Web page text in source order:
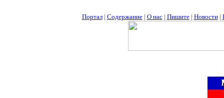
Портал| Содержание| О нас| Пишите| Новости|